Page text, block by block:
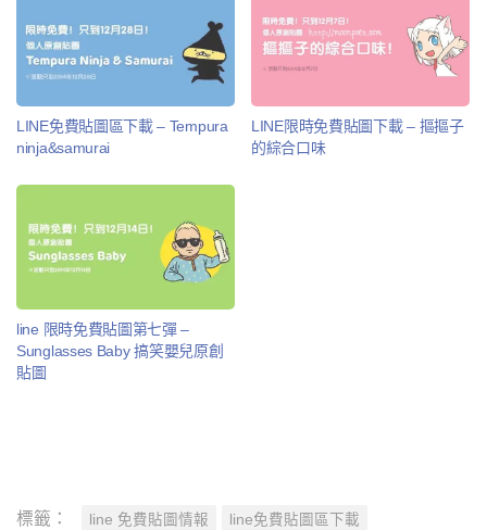
LINE免費貼圖區下載 – Tempura
ninja&samurai
LINE限時免費貼圖下載 – 摳摳子
的綜合口味
line 限時免費貼圖第七彈 –
Sunglasses Baby 搞笑嬰兒原創
貼圖
標籤： line 免費貼圖情報 line免費貼圖區下載